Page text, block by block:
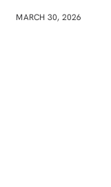
MARCH 30, 2026